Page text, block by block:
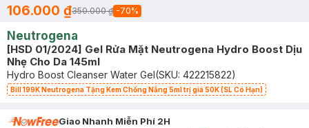
106.000 ₫350.000 ₫ -70%
Neutrogena
[HSD 01/2024] Gel Rửa Mặt Neutrogena Hydro Boost Dịu
Nhẹ Cho Da 145ml
Hydro Boost Cleanser Water Gel(SKU: 422215822)
Bill 199K Neutrogena Tặng Kem Chống Nắng 5ml trị giá 50K (SL Có Hạn)
Giao Nhanh Miễn Phí 2H